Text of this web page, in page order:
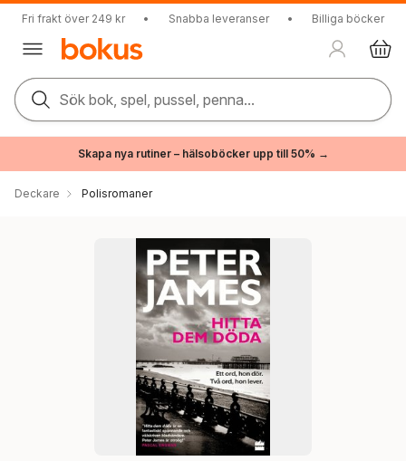
Fri frakt över 249 kr • Snabba leveranser • Billiga böcker
Sök bok, spel, pussel, penna...
Skapa nya rutiner – hälsoböcker upp till 50% →
Deckare Polisromaner